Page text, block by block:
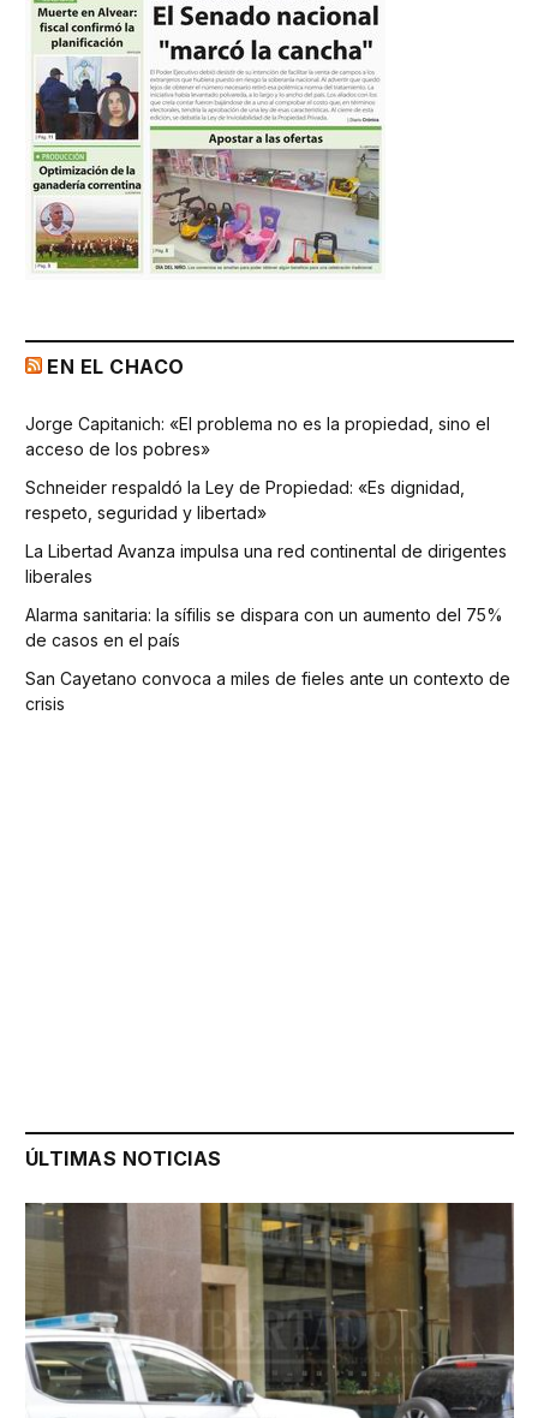
EN EL CHACO
Jorge Capitanich: «El problema no es la propiedad, sino el
acceso de los pobres»
Schneider respaldó la Ley de Propiedad: «Es dignidad,
respeto, seguridad y libertad»
La Libertad Avanza impulsa una red continental de dirigentes
liberales
Alarma sanitaria: la sífilis se dispara con un aumento del 75%
de casos en el país
San Cayetano convoca a miles de fieles ante un contexto de
crisis
ÚLTIMAS NOTICIAS